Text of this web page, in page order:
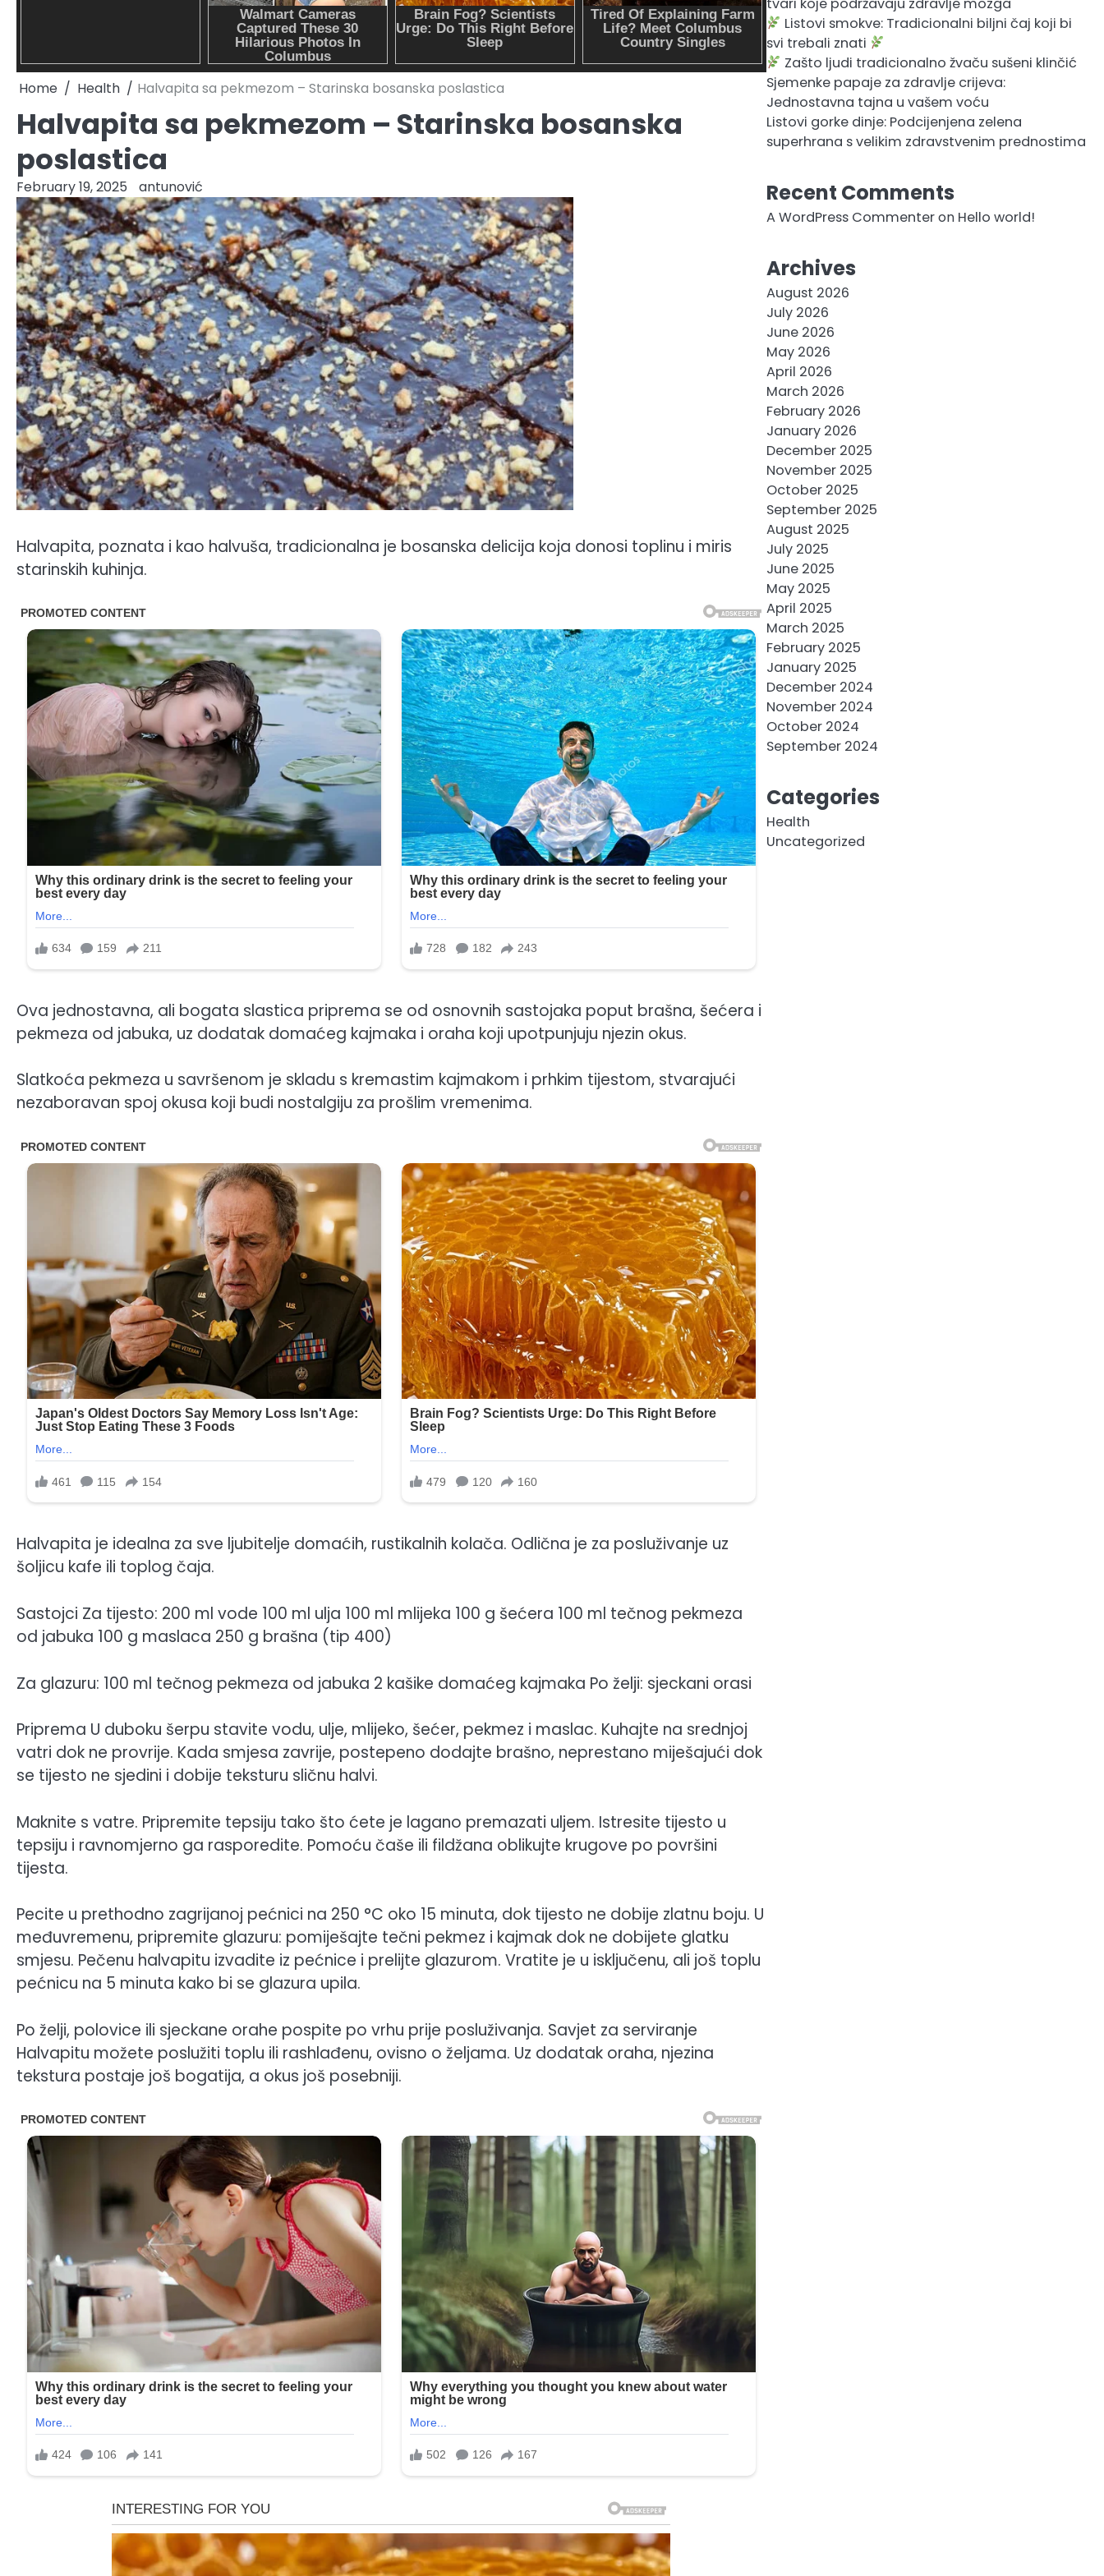
Home Health Halvapita sa pekmezom – Starinska bosanska poslastica
Halvapita sa pekmezom – Starinska bosanska
poslastica
February 19, 2025 antunović
Halvapita, poznata i kao halvuša, tradicionalna je bosanska delicija koja donosi toplinu i miris
starinskih kuhinja.
Ova jednostavna, ali bogata slastica priprema se od osnovnih sastojaka poput brašna, šećera i
pekmeza od jabuka, uz dodatak domaćeg kajmaka i oraha koji upotpunjuju njezin okus.
Slatkoća pekmeza u savršenom je skladu s kremastim kajmakom i prhkim tijestom, stvarajući
nezaboravan spoj okusa koji budi nostalgiju za prošlim vremenima.
Halvapita je idealna za sve ljubitelje domaćih, rustikalnih kolača. Odlična je za posluživanje uz
šoljicu kafe ili toplog čaja.
Sastojci Za tijesto: 200 ml vode 100 ml ulja 100 ml mlijeka 100 g šećera 100 ml tečnog pekmeza
od jabuka 100 g maslaca 250 g brašna (tip 400)
Za glazuru: 100 ml tečnog pekmeza od jabuka 2 kašike domaćeg kajmaka Po želji: sjeckani orasi
Priprema U duboku šerpu stavite vodu, ulje, mlijeko, šećer, pekmez i maslac. Kuhajte na srednjoj
vatri dok ne provrije. Kada smjesa zavrije, postepeno dodajte brašno, neprestano miješajući dok
se tijesto ne sjedini i dobije teksturu sličnu halvi.
Maknite s vatre. Pripremite tepsiju tako što ćete je lagano premazati uljem. Istresite tijesto u
tepsiju i ravnomjerno ga rasporedite. Pomoću čaše ili fildžana oblikujte krugove po površini
tijesta.
Pecite u prethodno zagrijanoj pećnici na 250 °C oko 15 minuta, dok tijesto ne dobije zlatnu boju. U
međuvremenu, pripremite glazuru: pomiješajte tečni pekmez i kajmak dok ne dobijete glatku
smjesu. Pečenu halvapitu izvadite iz pećnice i prelijte glazurom. Vratite je u isključenu, ali još toplu
pećnicu na 5 minuta kako bi se glazura upila.
Po želji, polovice ili sjeckane orahe pospite po vrhu prije posluživanja. Savjet za serviranje
Halvapitu možete poslužiti toplu ili rashlađenu, ovisno o željama. Uz dodatak oraha, njezina
tekstura postaje još bogatija, a okus još posebniji.
Listovi smokve: Tradicionalni biljni čaj koji bi
svi trebali znati
Zašto ljudi tradicionalno žvaču sušeni klinčić
Sjemenke papaje za zdravlje crijeva:
Jednostavna tajna u vašem voću
Listovi gorke dinje: Podcijenjena zelena
superhrana s velikim zdravstvenim prednostima
Recent Comments
A WordPress Commenteron Hello world!
Archives
August 2026
July 2026
June 2026
May 2026
April 2026
March 2026
February 2026
January 2026
December 2025
November 2025
October 2025
September 2025
August 2025
July 2025
June 2025
May 2025
April 2025
March 2025
February 2025
January 2025
December 2024
November 2024
October 2024
September 2024
Categories
Health
Uncategorized